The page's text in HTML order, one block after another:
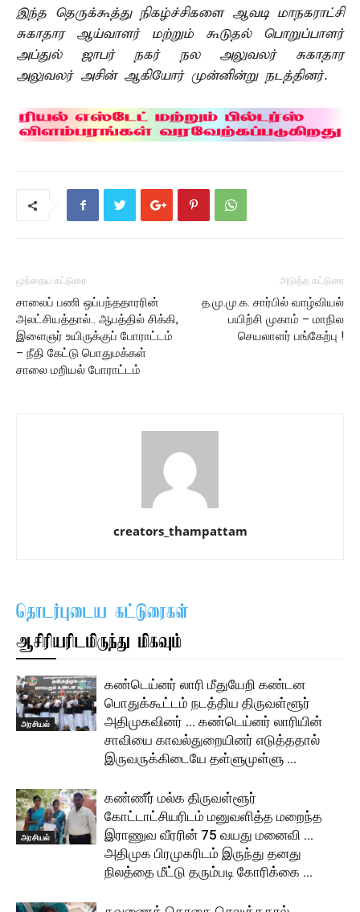
இந்த தெருக்கூத்து நிகழ்ச்சிகளை ஆவடி மாநகராட்சி
சுகாதார ஆய்வாளர் மற்றும் கூடுதல் பொறுப்பாளர்
அப்துல் ஜாபர் நகர் நல அலுவலர் சுகாதார
அலுவலர் அசின் ஆகியோர் முன்னின்று நடத்தினர்.
முந்தைய கட்டுரை
சாலைப் பணி ஒப்பந்ததாரரின்
அலட்சியத்தால்.. ஆபத்தில் சிக்கி,
இளைஞர் உயிருக்குப் போராட்டம்
– நீதி கேட்டு பொதுமக்கள்
சாலை மறியல் போராட்டம்
அடுத்த கட்டுரை
த.மு.மு.க. சார்பில் வாழ்வியல்
பயிற்சி முகாம் – மாநில
செயலாளர் பங்கேற்பு !
creators_thampattam
தொடர்புடைய கட்டுரைகள்
ஆசிரியரிடமிருந்து மிகவும்
அரசியல்
கண்டெய்னர் லாரி மீதுயேறி கண்டன
பொதுக்கூட்டம் நடத்திய திருவள்ளூர்
அதிமுகவினர் … கண்டெய்னர் லாரியின்
சாவியை காவல்துறையினர் எடுத்ததால்
இருவருக்கிடையே தள்ளுமுள்ளு …
அரசியல்
கண்ணீர் மல்க திருவள்ளூர்
கோட்டாட்சியரிடம் மனுவளித்த மறைந்த
இராணுவ வீரரின் 75 வயது மனைவி …
அதிமுக பிரமுகரிடம் இருந்து தனது
நிலத்தை மீட்டு தரும்படி கோரிக்கை …